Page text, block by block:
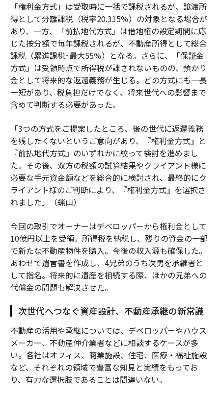
「権利金方式」は受取時に一括で課税されるが、譲渡所
得として分離課税（税率20.315％）の対象となる場合が
あり、一方、「前払地代方式」は借地権の設定期間に応
じた按分額で毎年課税されるが、不動産所得として総合
課税（累進課税･最大55％）となる。さらに、「保証金
方式」は受領時点で所得税が課されないものの、預かり
金として将来的な返還義務が生じる。どの方式にも一長
一短があり、税負担だけでなく、将来世代への影響まで
含めて判断する必要があった。
「3つの方式をご提案したところ、後の世代に返還義務
を残したくないというご意向があり、『権利金方式』と
『前払地代方式』のいずれかに絞って検討を進めまし
た。その後、双方の税額の試算結果やクライアント様に
必要な手元資金額などを総合的に検討され、最終的にク
ライアント様のご判断により、『権利金方式』を選択さ
れました」（蝋山）
今回の取引でオーナーはデベロッパーから権利金として
10億円以上を受領。所得税を納税し、残りの資金の一部
で新たな不動産物件を購入。今後の収入源も確保した。
あわせて遺言書を作成し、4兄弟のうち次男を承継者と
して指名。将来的に遺産を相続する際、ほかの兄弟への
代償金の問題も解決させた。
次世代へつなぐ資産設計、不動産承継の新常識
不動産の活用や承継については、デベロッパーやハウス
メーカー、不動産仲介業者などに相談するケースが多
い。各社はオフィス、商業施設、住宅、医療・福祉施設
など、それぞれの領域で豊富な知見と実績をもってお
り、有力な選択肢であることは間違いない。